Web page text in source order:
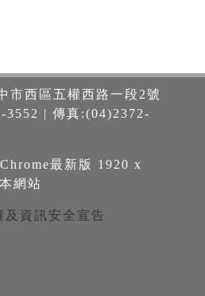
市西區五權西路一段2號
3552 | 傳真:(04)2372-
最新版 1920 x
網站
資訊安全宣告